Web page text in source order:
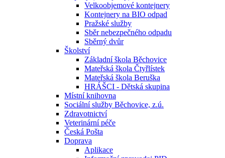
Velkoobjemové kontejnery
Kontejnery na BIO odpad
Pražské služby
Sběr nebezpečného odpadu
Sběrný dvůr
Školství
Základní škola Běchovice
Mateřská škola Čtyřlístek
Mateřská škola Beruška
HRÁŠCI - Dětská skupina
Místní knihovna
Sociální služby Běchovice, z.ú.
Zdravotnictví
Veterinární péče
Česká Pošta
Doprava
Aplikace